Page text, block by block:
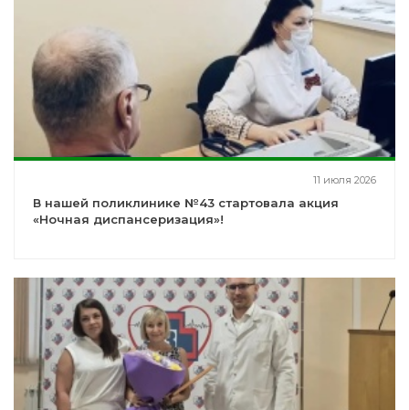
11 июля 2026
В нашей поликлинике №43 стартовала акция
«Ночная диспансеризация»!